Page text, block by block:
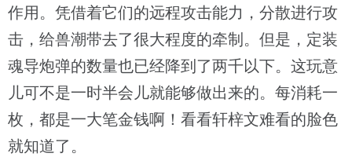
作用。凭借着它们的远程攻击能力，分散进行攻
击，给兽潮带去了很大程度的牵制。但是，定装
魂导炮弹的数量也已经降到了两千以下。这玩意
儿可不是一时半会儿就能够做出来的。每消耗一
枚，都是一大笔金钱啊！看看轩梓文难看的脸色
就知道了。